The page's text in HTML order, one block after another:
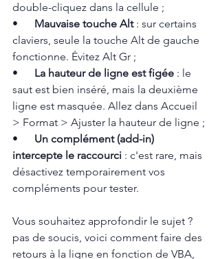
double-cliquez dans la cellule ;
• Mauvaise touche Alt : sur certains
claviers, seule la touche Alt de gauche
fonctionne. Évitez Alt Gr ;
• La hauteur de ligne est figée : le
saut est bien inséré, mais la deuxième
ligne est masquée. Allez dans Accueil
> Format > Ajuster la hauteur de ligne ;
• Un complément (add-in)
intercepte le raccourci : c'est rare, mais
désactivez temporairement vos
compléments pour tester.
Vous souhaitez approfondir le sujet ?
pas de soucis, voici comment faire des
retours à la ligne en fonction de VBA,